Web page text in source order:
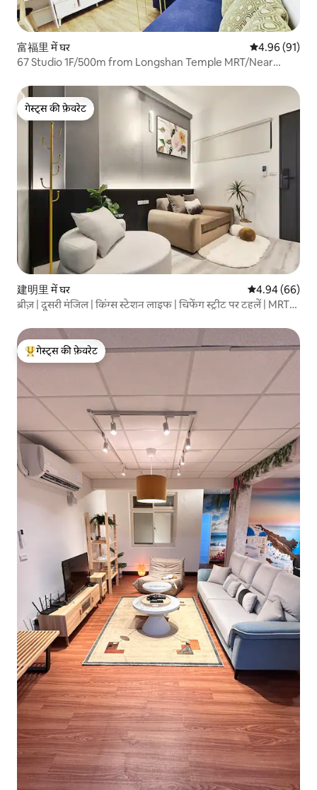
富福里 में घर औसत रेटिंग 5 में
4.96 (91)
67 Studio 1F/500m from Longshan Temple MRT/Near
Storage/1st Floor Free Ladder
गेस्ट्स की फ़ेवरेट
गेस्ट्स की फ़ेवरेट
建明里 में घर औसत रेटिंग 5 में
4.94 (66)
ब्रीज़ | दूसरी मंजिल | किंग्स स्टेशन लाइफ | चिफेंग स्ट्रीट पर टहलें | MRT
गेस्ट्स का टॉप फ़ेवरेट
गेस्ट्स की फ़ेवरेट